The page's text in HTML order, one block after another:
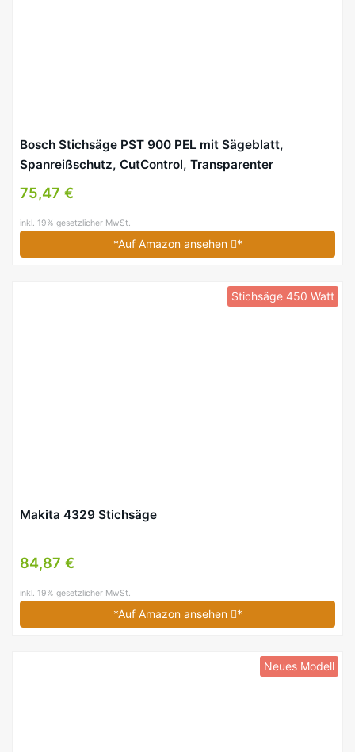
Bosch Stichsäge PST 900 PEL mit Sägeblatt,
Spanreißschutz, CutControl, Transparenter
Abdeckschutz, Sägeblattdepot, Koffer – 620 Watt
75,47 €
inkl. 19% gesetzlicher MwSt.
*Auf Amazon ansehen *
Stichsäge 450 Watt
Makita 4329 Stichsäge
84,87 €
inkl. 19% gesetzlicher MwSt.
*Auf Amazon ansehen *
Neues Modell